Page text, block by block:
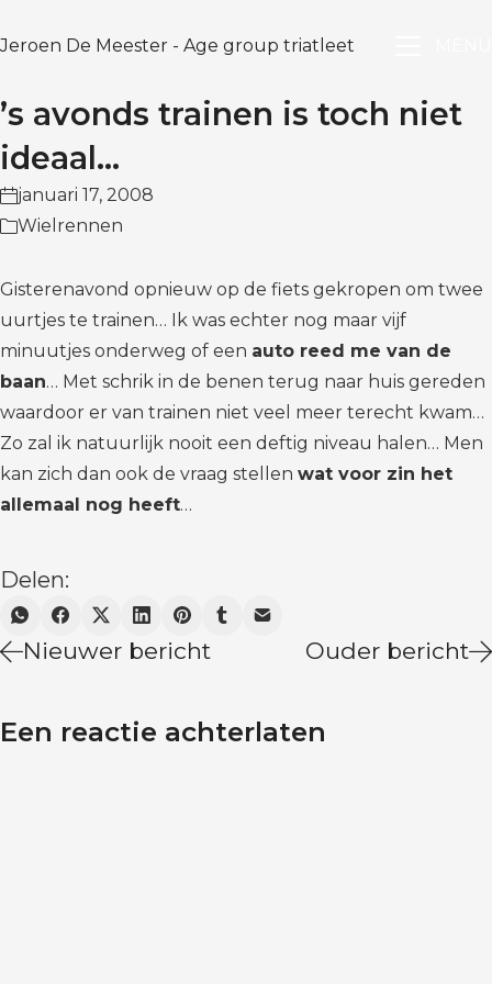
Jeroen De Meester - Age group triatleet
’s avonds trainen is toch niet
ideaal…
januari 17, 2008
Wielrennen
Gisterenavond opnieuw op de fiets gekropen om twee
uurtjes te trainen… Ik was echter nog maar vijf
minuutjes onderweg of een auto reed me van de
baan… Met schrik in de benen terug naar huis gereden
waardoor er van trainen niet veel meer terecht kwam…
Zo zal ik natuurlijk nooit een deftig niveau halen… Men
kan zich dan ook de vraag stellen wat voor zin het
allemaal nog heeft…
Delen:
Nieuwer bericht Ouder bericht
Een reactie achterlaten